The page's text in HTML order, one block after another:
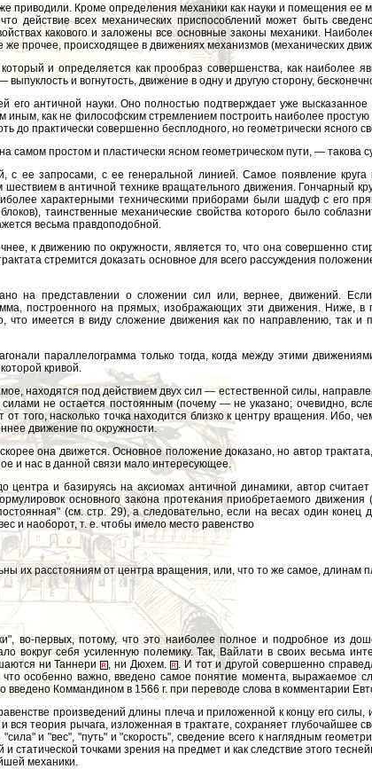
приводили. Кроме определения механики как науки и помещения
действие всех механических приспособлений может быть
какового и заложены все основные законы механики.
прочее, происходящее в движениях механизмов (механических
и определяется как прообраз совершенства, как наиболее
и вогнутость, движение в одну и другую сторону,
античной науки. Оно полностью подтверждает уже
иным, как не философским стремлением построить наиболее
практически совершенно бесплодного, но геометрически ясного
простом и пластически ясном геометрическом пути, — такова
с ее запросами, с ее генеральной линией. Самое появление
в античной технике вращательного движения. Гончарный
характерными техническими приборами были шадуф с его
таинственные механические свойства которого было
весьма правдоподобной.
к движению по окружности, является то, что она совершенно
стремится доказать основное для всего рассуждения
на представлении о сложении сил или, вернее, движений.
построенного на прямых, изображающих эти движения. Ниже, в
что имеется в виду сложение движения как по направлению, так
параллелограмма только тогда, когда между этими
кривой.
находятся под действием двух сил — естественной силы,
не остается постоянным (почему — не указано; очевидно,
от того, насколько точка находится близко к центру вращения.
движение по окружности.
она движется. Основное положение доказано, но автор
и нас в данной связи мало интересующее.
и базируясь на аксиомах античной динамики, автор
основного закона протекания приобретаемого
(см. стр. 29), а следовательно, если на весах один конец
и наоборот, т. е. чтобы имело место равенство
их расстояниям от центра вращения, или, что то же самое,
во-первых, потому, что это наиболее полное и подробное из
вокруг себя усиленную полемику. Так, Вайлати в своих весьма
ни Таннери
, ни Дюхем.
. И тот и другой совершенно
особенно важно, введено самое понятие момента, выражаемое
Коммандином в 1566 г. при переводе слова в комментарии
произведений длины плеча и приложенной к концу его
вся теория рычага, изложенная в трактате, сохраняет
и "вес", "путь" и "скорость", сведение всего к наглядным
точками зрения на предмет и как следствие этого
механики.